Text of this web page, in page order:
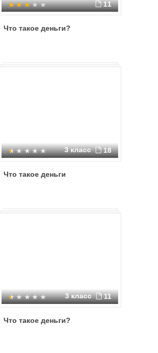
11
Что такое деньги?
3 класс 18
Что такое деньги
3 класс 11
Что такое деньги?